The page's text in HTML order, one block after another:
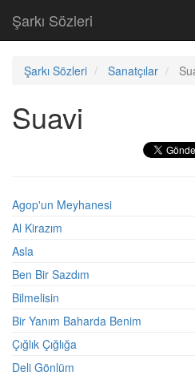
Şarkı Sözleri
Şarkı Sözleri Sanatçılar
Suavi
Agop'un Meyhanesi
Al Kirazım
Asla
Ben Bir Sazdım
Bilmelisin
Bir Yanım Baharda Benim
Çığlık Çığlığa
Deli Gönlüm